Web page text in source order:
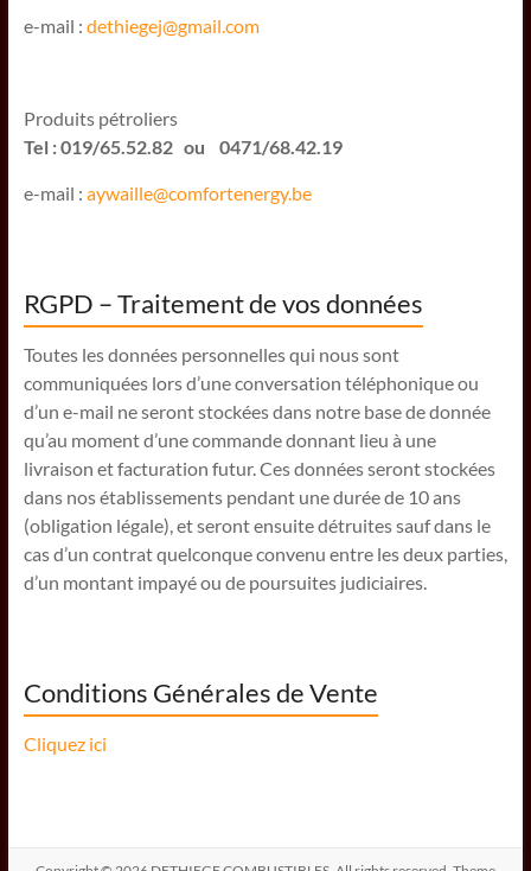
e-mail : dethiegej@gmail.com
Produits pétroliers
Tel : 019/65.52.82 ou 0471/68.42.19
e-mail : aywaille@comfortenergy.be
RGPD – Traitement de vos données
Toutes les données personnelles qui nous sont
communiquées lors d’une conversation téléphonique ou
d’un e-mail ne seront stockées dans notre base de donnée
qu’au moment d’une commande donnant lieu à une
livraison et facturation futur. Ces données seront stockées
dans nos établissements pendant une durée de 10 ans
(obligation légale), et seront ensuite détruites sauf dans le
cas d’un contrat quelconque convenu entre les deux parties,
d’un montant impayé ou de poursuites judiciaires.
Conditions Générales de Vente
Cliquez ici